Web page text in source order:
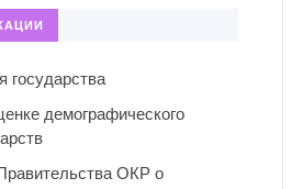
государства
демографического
ОКР о